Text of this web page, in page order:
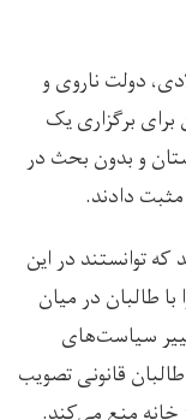
دولت ناروی و
برگزاری یک
و بدون بحث در
دادند.
که توانستند در این
طالبان در میان
سیاست‌های
قانونی تصویب